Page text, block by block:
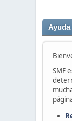
SMF